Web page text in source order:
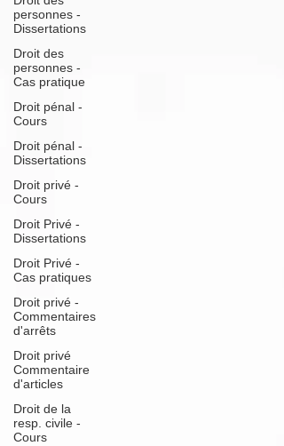
personnes -
Dissertations
Droit des
personnes -
Cas pratique
Droit pénal -
Cours
Droit pénal -
Dissertations
Droit privé -
Cours
Droit Privé -
Dissertations
Droit Privé -
Cas pratiques
Droit privé -
Commentaires
d'arrêts
Droit privé
Commentaire
d'articles
Droit de la
resp. civile -
Cours